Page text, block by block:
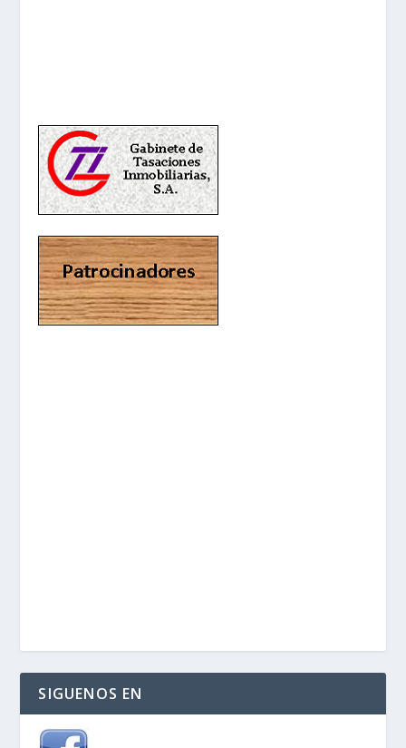
SIGUENOS EN